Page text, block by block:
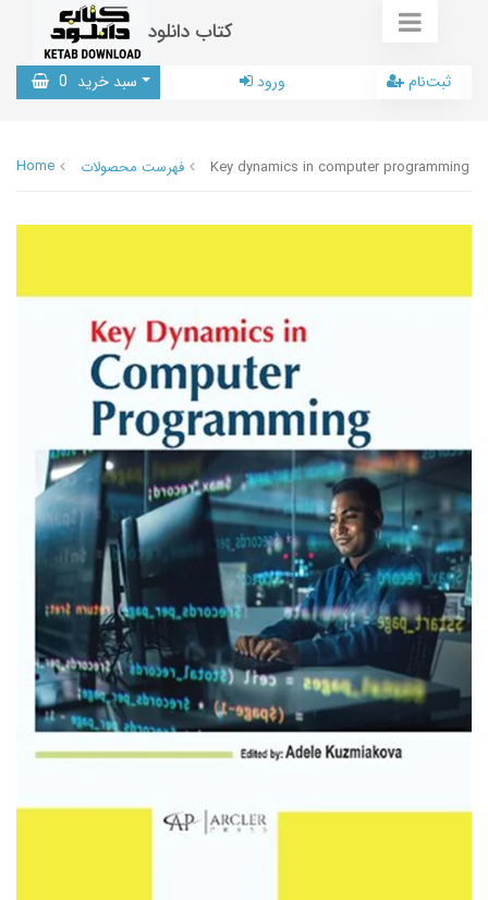
کتاب دانلود
سبد خرید 0 ورود ثبت‌نام
Home فهرست محصولات Key dynamics in computer programming